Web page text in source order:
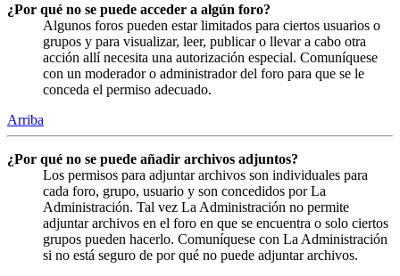
¿Por qué no se puede acceder a algún foro?
Algunos foros pueden estar limitados para ciertos usuarios o
grupos y para visualizar, leer, publicar o llevar a cabo otra
acción allí necesita una autorización especial. Comuníquese
con un moderador o administrador del foro para que se le
conceda el permiso adecuado.
Arriba
¿Por qué no se puede añadir archivos adjuntos?
Los permisos para adjuntar archivos son individuales para
cada foro, grupo, usuario y son concedidos por La
Administración. Tal vez La Administración no permite
adjuntar archivos en el foro en que se encuentra o solo ciertos
grupos pueden hacerlo. Comuníquese con La Administración
si no está seguro de por qué no puede adjuntar archivos.